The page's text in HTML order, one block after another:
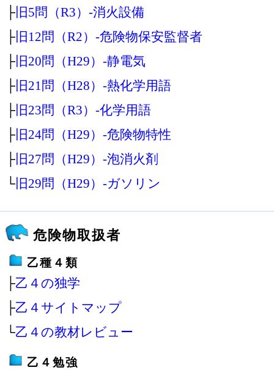
├ 旧5問（R3）‐消火設備
├ 旧12問（R2）‐危険物保安監督者
├ 旧20問（H29）‐静電気
├ 旧21問（H28）‐熱化学用語
├ 旧23問（R3）‐化学用語
├ 旧24問（H29）‐危険物特性
├ 旧27問（H29）‐泡消火剤
└ 旧29問（H29）‐ガソリン
危険物取扱者
乙種４類
├乙４の独学
├乙４サイトマップ
└乙４の教材レビュー
乙４勉強